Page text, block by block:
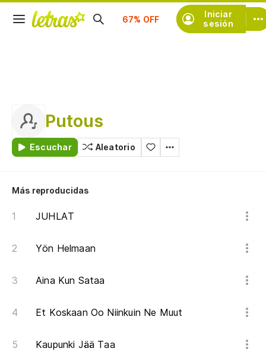
Iniciar
sesión
Suscríbete
Putous
Escuchar Aleatorio
Más reproducidas
JUHLAT
Yön Helmaan
Aina Kun Sataa
Et Koskaan Oo Niinkuin Ne Muut
Kaupunki Jää Taa